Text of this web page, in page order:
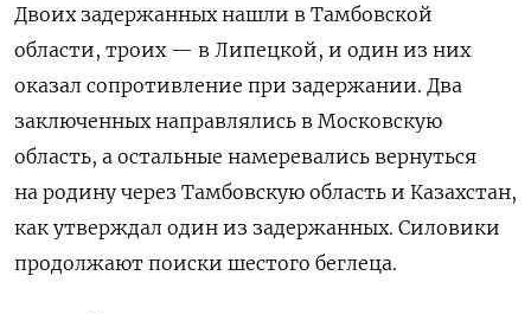
Двоих задержанных нашли в Тамбовской
области, троих — в Липецкой, и один из них
оказал сопротивление при задержании. Два
заключенных направлялись в Московскую
область, а остальные намеревались вернуться
на родину через Тамбовскую область и Казахстан,
как утверждал один из задержанных. Силовики
продолжают поиски шестого беглеца.